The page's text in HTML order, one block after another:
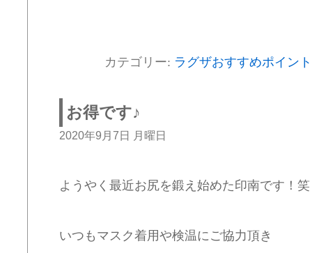
カテゴリー: ラグザおすすめポイント
お得です♪
2020年9月7日 月曜日
ようやく最近お尻を鍛え始めた印南です！笑
いつもマスク着用や検温にご協力頂き